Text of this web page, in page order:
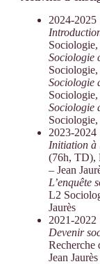
2024-2025
Sociologie
Sociologie
Sociologie
2023-2024
Initiation à
(76h, TD),
– Jean
L’enquête
L2
Jaurès
2021-2022
Devenir
Recherche
Jean Jaurès